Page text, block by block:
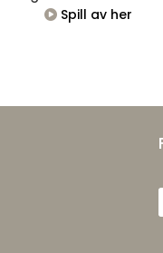
Spill av her